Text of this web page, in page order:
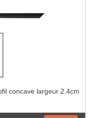
concave largeur 2.4cm